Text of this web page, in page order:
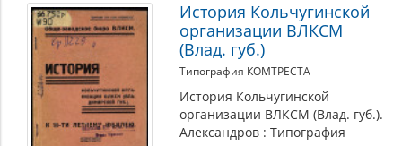
История Кольчугинской
организации ВЛКСМ
(Влад. губ.)
Типография КОМТРЕСТА
История Кольчугинской
организации ВЛКСМ (Влад. губ.).
Александров : Типография